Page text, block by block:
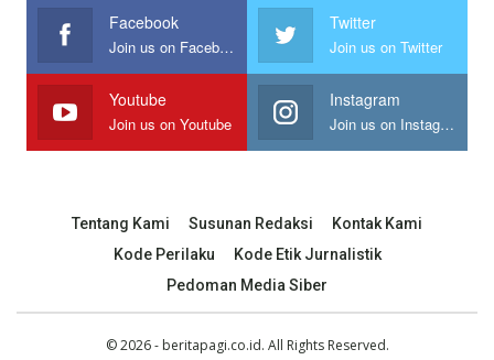
Facebook
Join us on Facebook
Twitter
Join us on Twitter
Youtube
Join us on Youtube
Instagram
Join us on Instagram
Tentang Kami Susunan Redaksi
Kontak Kami
Kode Perilaku
Kode Etik Jurnalistik
Pedoman Media Siber
© 2026 - beritapagi.co.id. All Rights Reserved.